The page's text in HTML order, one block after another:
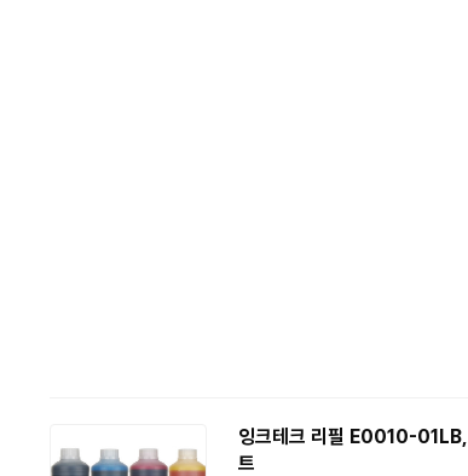
잉크테크 리필 E0010-01LB,
트